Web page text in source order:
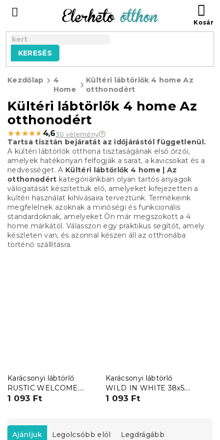
tartalomhoz
KERESÉS
Kezdőlap
4
Home
Kültéri lábtörlők 4 home Az
otthonodért
Kültéri lábtörlők 4 home Az
otthonodért
★★★★★
★★★★★ 4,630 vélemény
Tartsa tisztán bejáratát az időjárástól függetlenül.
A kültéri lábtörlők otthona tisztaságának első őrzői,
amelyek hatékonyan felfogják a sarat, a kavicsokat és a
nedvességet. A Kültéri lábtörlők 4 home | Az
otthonodért kategóriánkban olyan tartós anyagok
válogatását készítettük elő, amelyeket kifejezetten a
kültéri használat kihívásaira terveztünk. Termékeink
megfelelnek azoknak a minőségi és funkcionális
standardoknak, amelyeket Ön már megszokott a 4
home márkától. Válasszon egy praktikus segítőt, amely
készleten van, és azonnal készen áll az otthonába
történő szállításra.
Karácsonyi lábtörlő
RUSTIC WELCOME
38x58 cm - több
1 093 Ft
Karácsonyi lábtörlő
WILD IN WHITE 38x58
cm - több változatban
1 093 Ft
T
eAjánljuk Legolcsóbb elöl Legdrágább